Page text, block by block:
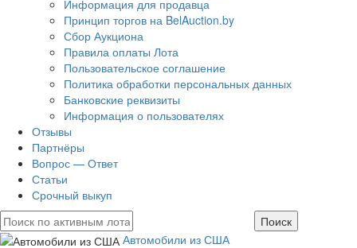
Информация для продавца
Принцип торгов на BelAuction.by
Сбор Аукциона
Правила оплаты Лота
Пользовательское соглашение
Политика обработки персональных данных
Банковские реквизиты
Информация о пользователях
Отзывы
Партнёры
Вопрос — Ответ
Статьи
Срочный выкуп
Автомобили из США